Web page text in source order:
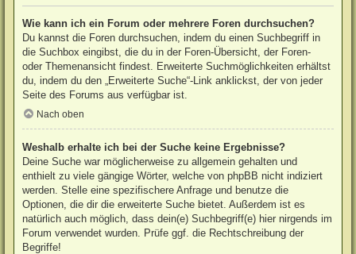
Wie kann ich ein Forum oder mehrere Foren durchsuchen?
Du kannst die Foren durchsuchen, indem du einen Suchbegriff in
die Suchbox eingibst, die du in der Foren-Übersicht, der Foren-
oder Themenansicht findest. Erweiterte Suchmöglichkeiten erhältst
du, indem du den „Erweiterte Suche“-Link anklickst, der von jeder
Seite des Forums aus verfügbar ist.
Nach oben
Weshalb erhalte ich bei der Suche keine Ergebnisse?
Deine Suche war möglicherweise zu allgemein gehalten und
enthielt zu viele gängige Wörter, welche von phpBB nicht indiziert
werden. Stelle eine spezifischere Anfrage und benutze die
Optionen, die dir die erweiterte Suche bietet. Außerdem ist es
natürlich auch möglich, dass dein(e) Suchbegriff(e) hier nirgends im
Forum verwendet wurden. Prüfe ggf. die Rechtschreibung der
Begriffe!